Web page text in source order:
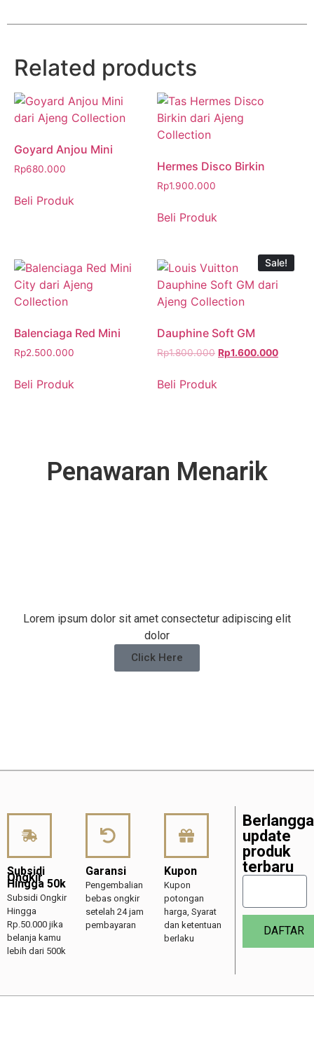
Penawaran Menarik
Lorem ipsum dolor sit amet consectetur adipiscing elit
dolor
Click Here
Related products
Goyard Anjou Mini
Rp680.000
Beli Produk
Hermes Disco Birkin
Rp1.900.000
Beli Produk
Balenciaga Red Mini
Rp2.500.000
Beli Produk
Sale!
Dauphine Soft GM
Rp1.800.000 Rp1.600.000
Beli Produk
Subsidi
Ongkir
Hingga 50k
Subsidi Ongkir
Hingga
Rp.50.000 jika
belanja kamu
lebih dari 500k
Garansi
Pengembalian
bebas ongkir
setelah 24 jam
pembayaran
Kupon
Kupon
potongan
harga, Syarat
dan ketentuan
berlaku
update
produk
terbaru
DAFTAR